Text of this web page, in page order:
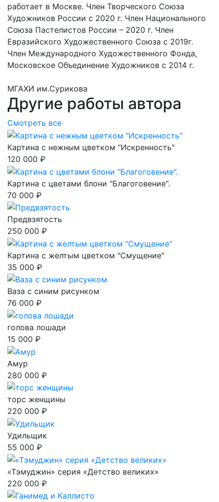
работает в Москве. Член Творческого Союза
Художников России с 2020 г. Член Национального
Союза Пастелистов России – 2020 г. Член
Евразийского Художественного Союза с 2019г.
Член Международного Художественного Фонда,
Московское Объединение Художников с 2014 г.
МГАХИ им.Сурикова
Другие работы автора
Смотреть все
Картина с нежным цветком "Искренность"
120 000 ₽
Картина с цветами блони "Благоговение".
70 000 ₽
Предвзятость
250 000 ₽
Картина с желтым цветком "Смущение"
35 000 ₽
Ваза с синим рисунком
76 000 ₽
голова лошади
15 000 ₽
Амур
280 000 ₽
торс женщины
220 000 ₽
Удильщик
55 000 ₽
«Тэмуджин» серия «Детство великих»
220 000 ₽